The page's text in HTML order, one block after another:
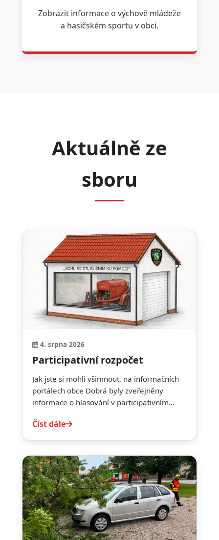
Zobrazit informace o výchově mládeže
a hasičském sportu v obci.
Aktuálně ze
sboru
4. srpna 2026
Participativní rozpočet
Jak jste si mohli všimnout, na informačních
portálech obce Dobrá byly zveřejněny
informace o hlasování v participativním...
Číst dále